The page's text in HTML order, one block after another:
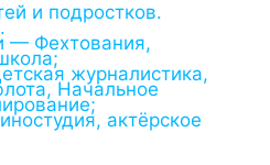
и подростков.
— Фехтования,
журналистика,
Начальное
актёрское